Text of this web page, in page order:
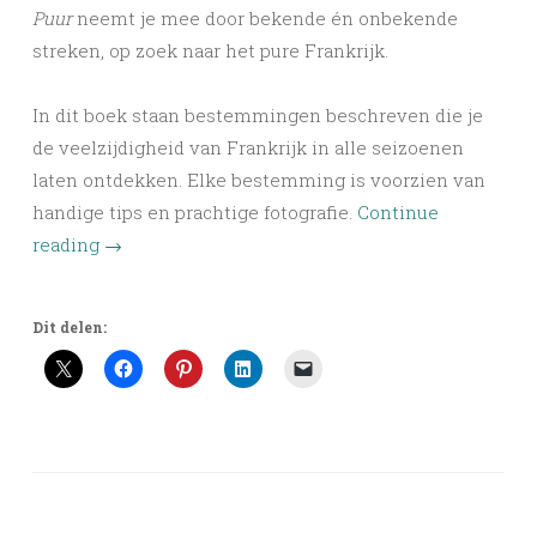
Puurneemt je mee door bekende én onbekende
streken, op zoek naar het pure Frankrijk.
In dit boek staan bestemmingen beschreven die je
de veelzijdigheid van Frankrijk in alle seizoenen
laten ontdekken. Elke bestemming is voorzien van
handige tips en prachtige fotografie. Continue
reading →
Dit delen: